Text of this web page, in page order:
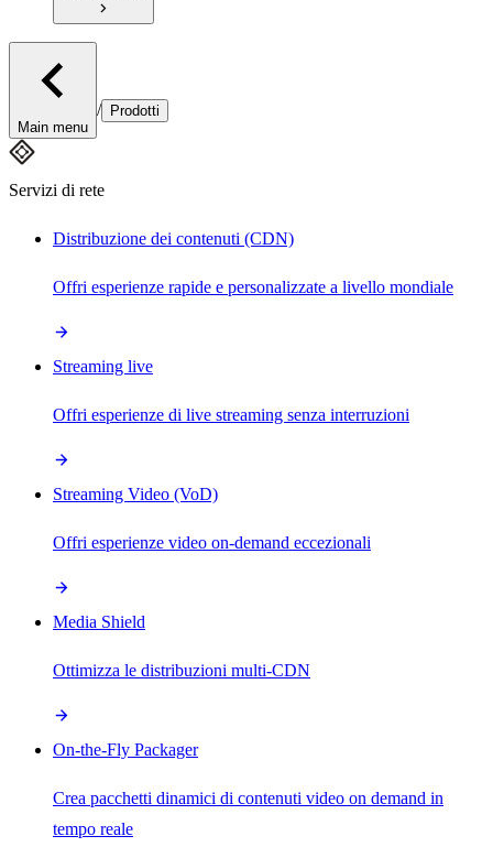
Main menu
/ Prodotti
Servizi di rete
Distribuzione dei contenuti (CDN)
Offri esperienze rapide e personalizzate a livello mondiale
Streaming live
Offri esperienze di live streaming senza interruzioni
Streaming Video (VoD)
Offri esperienze video on-demand eccezionali
Media Shield
Ottimizza le distribuzioni multi-CDN
On-the-Fly Packager
Crea pacchetti dinamici di contenuti video on demand in
tempo reale